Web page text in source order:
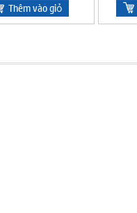
Thêm vào giỏ